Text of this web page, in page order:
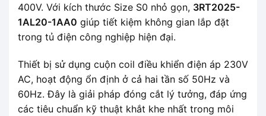
400V. Với kích thước Size S0 nhỏ gọn, 3RT2025-
1AL20-1AA0 giúp tiết kiệm không gian lắp đặt
trong tủ điện công nghiệp hiện đại.
Thiết bị sử dụng cuộn coil điều khiển điện áp 230V
AC, hoạt động ổn định ở cả hai tần số 50Hz và
60Hz. Đây là giải pháp đóng cắt lý tưởng, đáp ứng
các tiêu chuẩn kỹ thuật khắt khe nhất trong môi